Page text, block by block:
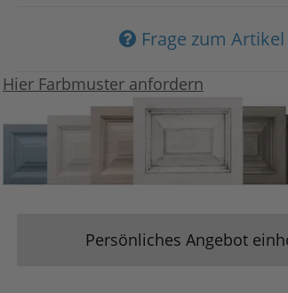
Frage zum Artikel
Hier Farbmuster anfordern
Persönliches Angebot